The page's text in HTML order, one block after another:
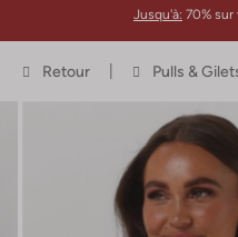
Jusqu'à: 70%
Retour Pulls &